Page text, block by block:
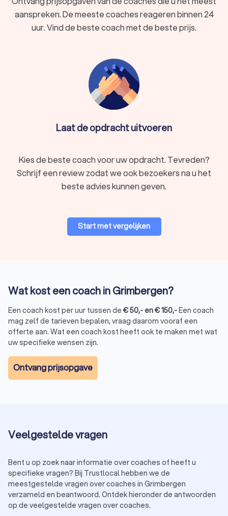
verder te ontwikkelen.
In Grimbergen hebben wij 120 goede coaches gevonden. De
coaches in Grimbergen hebben een gemiddelde Trustlocal-
u ook helpen door direct prijsopgaven aan te vragen bij
verschillende coaches. Zo kunt u eenvoudig de tarieven
vergelijken en de coach kiezen die het beste bij u past.
aanspreken. De meeste coaches reageren binnen 24
uur. Vind de beste coach met de beste prijs.
Laat de opdracht uitvoeren
Kies de beste coach voor uw opdracht. Tevreden?
Schrijf een review zodat we ook bezoekers na u het
beste advies kunnen geven.
Start met vergelijken
Wat kost een coach in Grimbergen?
Een coach kost per uur tussen de €50,- en€150,-Een coach
mag zelf de tarieven bepalen, vraag daarom vooraf een
offerte aan. Wat een coach kost heeft ook te maken met wat
uw specifieke wensen zijn.
Ontvang prijsopgave
Veelgestelde vragen
Bent u op zoek naar informatie over coaches of heeft u
specifieke vragen? Bij Trustlocal hebben we de
meestgestelde vragen over coaches in Grimbergen
verzameld en beantwoord. Ontdek hieronder de antwoorden
op de veelgestelde vragen over coaches.